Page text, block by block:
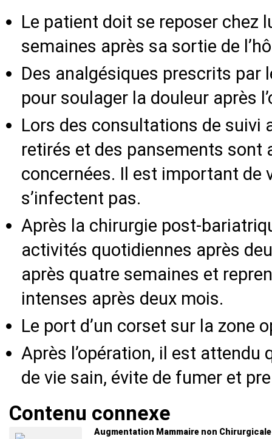
Le patient doit se reposer chez
semaines après sa sortie de
Des analgésiques prescrits par
pour soulager la douleur après
Lors des consultations de suivi
retirés et des pansements sont
concernées. Il est important de
s’infectent pas.
Après la chirurgie post-
activités quotidiennes après
après quatre semaines et
intenses après deux mois.
Le port d’un corset sur la zone
Après l’opération, il est
de vie sain, évite de fumer et
Contenu connexe
Augmentation Mammaire non Chirurgicale